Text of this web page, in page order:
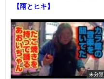
【雨とヒキ】
未分類